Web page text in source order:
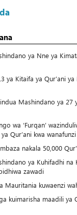
ya Nne ya
ya Kitaifa ya Qur’ani
Mashindano ya 27
wa ‘Furqan’
Qur’ani kwa
nakala 50,000
ya Kuhifadhi na
zawadi
Mauritania kuwaenzi
kuimarisha maadili ya